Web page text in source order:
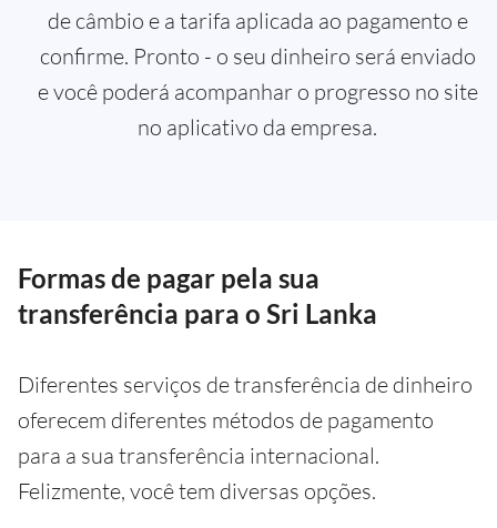
de câmbio e a tarifa aplicada ao pagamento e
confirme. Pronto - o seu dinheiro será enviado
e você poderá acompanhar o progresso no site
no aplicativo da empresa.
Formas de pagar pela sua
transferência para o Sri Lanka
Diferentes serviços de transferência de dinheiro
oferecem diferentes métodos de pagamento
para a sua transferência internacional.
Felizmente, você tem diversas opções.